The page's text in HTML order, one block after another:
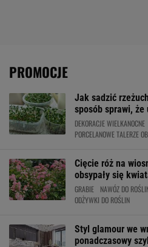
PROMOCJE
Jak sadzić
sposób sprawi,
DEKORACJE WIELKANOCNE
PORCELANOWE TALERZE
Cięcie róż na
obsypały się
GRABIE NAWÓZ DO
ODŻYWKI DO ROŚLIN
Styl glamour we
ponadczasowy